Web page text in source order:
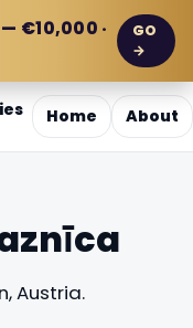
€10,000 ·
GO
→
Home About
Austria.